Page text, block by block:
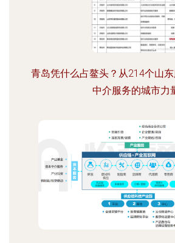
青岛凭什么占鳌头？从214个山
中介服务的城市力